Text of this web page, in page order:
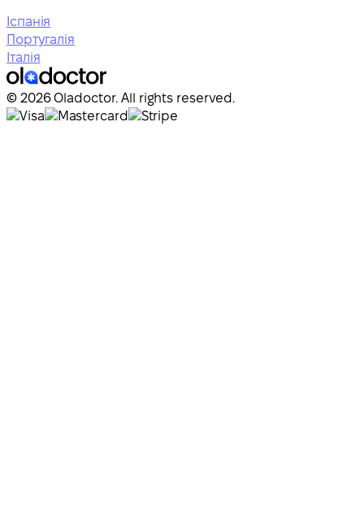
Іспанія
Португалія
Італія
© 2026 Oladoctor. All rights reserved.